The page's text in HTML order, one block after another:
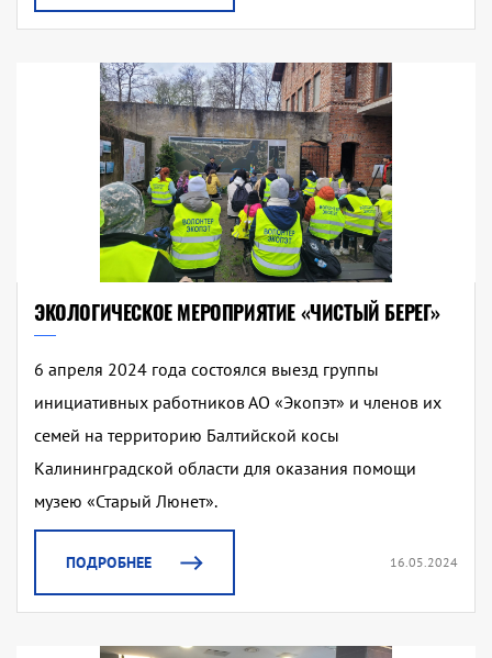
ЭКОЛОГИЧЕСКОЕ МЕРОПРИЯТИЕ «ЧИСТЫЙ БЕРЕГ»
6 апреля 2024 года состоялся выезд группы
инициативных работников АО «Экопэт» и членов их
семей на территорию Балтийской косы
Калининградской области для оказания помощи
музею «Старый Люнет».
ПОДРОБНЕЕ 16.05.2024